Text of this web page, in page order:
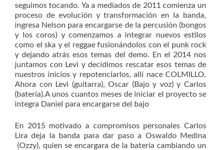
seguimos tocando. Ya a mediados de 2011 comienza un
proceso de evolución y transformación en la banda,
ingresa Nelson para encargarse de la percusión (bongos
y los coros) y comenzamos a integrar nuevos estilos
como el ska y el reggae fusionándolos con el punk rock
y dejando atrás esos temas del demo. En el 2014 nos
juntamos con Levi y decidimos rescatar esos temas de
nuestros inicios y repotenciarlos, allí nace COLMILLO.
Ahora con Levi (guitarra), Oscar (Bajo y voz) y Carlos
(batería).A unos cuantos meses de iniciar el proyecto se
integra Daniel para encargarse del bajo
En 2015 motivado a compromisos personales Carlos
Lira deja la banda para dar paso a Oswaldo Medina
(Ozzy), quien se encargara de la batería cambiando un